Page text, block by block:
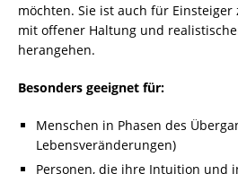
möchten. Sie ist auch für
mit offener Haltung und
herangehen.
Besonders geeignet für:
Menschen in Phasen des
Lebensveränderungen)
Personen, die ihre Intuition und